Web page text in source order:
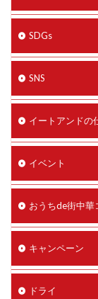
SDGs
SNS
イートアンドの
イベント
おうちde街中華
キャンペーン
ドライ